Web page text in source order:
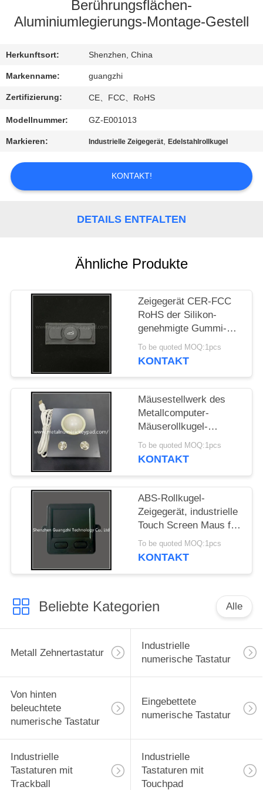
TRETEN
MIT
UNS
IN
VERBINDUNG
SIE
EIN
PRIVACY
Berührungsflächen-
Aluminiumlegierungs-Montage-Gestell
Herkunftsort: Shenzhen, China
Markenname: guangzhi
Zertifizierung: CE、FCC、RoHS
Modellnummer: GZ-E001013
Markieren: Industrielle Zeigegerät,Edelstahlrollkugel
KONTAKT!
DETAILS ENTFALTEN
Ähnliche Produkte
Zeigegerät CER-FCC
RoHS der Silikon-
genehmigte Gummi-
Rollkugel-IP67
To be quoted MOQ:1pcs
KONTAKT
Mäusestellwerk des
Metallcomputer-
Mäuserollkugel-
wasserdichtes
Metallip67
To be quoted MOQ:1pcs
KONTAKT
ABS-Rollkugel-
Zeigegerät, industrielle
Touch Screen Maus für
Selbstbetriebsterminal
To be quoted MOQ:1pcs
KONTAKT
Beliebte Kategorien Alle
Metall Zehnertastatur
Industrielle
numerische Tastatur
Von hinten
beleuchtete
numerische Tastatur
Eingebettete
numerische Tastatur
Industrielle
Tastaturen mit
Trackball
Industrielle
Tastaturen mit
Touchpad